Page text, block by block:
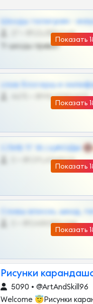
Показать
Шкоды телеграм -
@SZu3ll3sCatt_bot
Тг шкоды приват
Показать
слив блогерш и
@MILKPRIVATES39BOT
Показать
СЛИВ ТГ 18 | ШКОДЫ
@OPLATAPODPSK1BOT
Показать
Сливы вписок, шкод,
@DARK15FLOWSBOT
Рисунки
5090 • @ArtAndSkill96
Welcome 😇Рисунки